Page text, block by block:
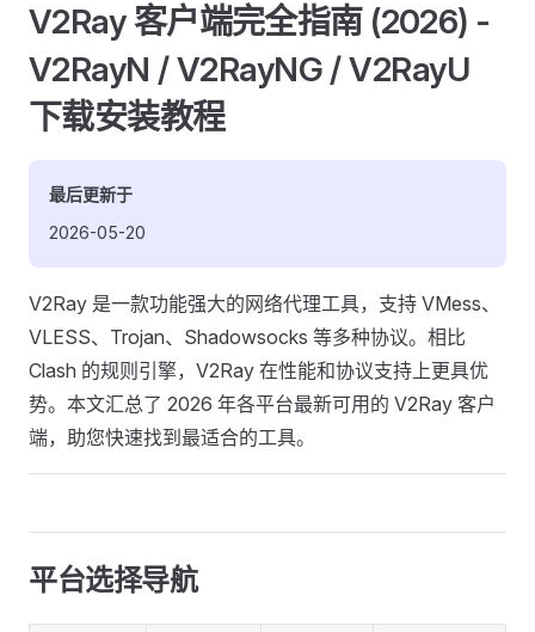
V2Ray 客户端完全指南 (2026) -
V2RayN / V2RayNG / V2RayU
下载安装教程
最后更新于
2026-05-20
V2Ray 是一款功能强大的网络代理工具，支持 VMess、
VLESS、Trojan、Shadowsocks 等多种协议。相比
Clash 的规则引擎，V2Ray 在性能和协议支持上更具优
势。本文汇总了 2026 年各平台最新可用的 V2Ray 客户
端，助您快速找到最适合的工具。
平台选择导航